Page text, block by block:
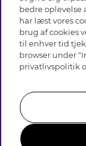
bedre oplevelse
har læst vores
brug af cookies
til enhver tid
browser under
privatlivspolitik